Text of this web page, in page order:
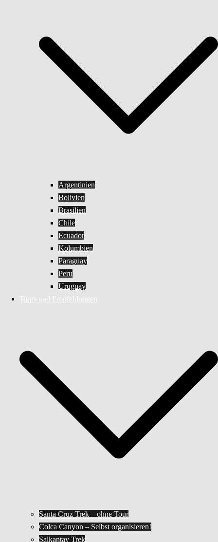
Argentinien
Bolivien
Brasilien
Chile
Ecuador
Kolumbien
Paraguay
Peru
Uruguay
Tipps und Empfehlungen
Santa Cruz Trek – ohne Tour
Colca Canyon – Selbst organisieren!
Salkantay Trek